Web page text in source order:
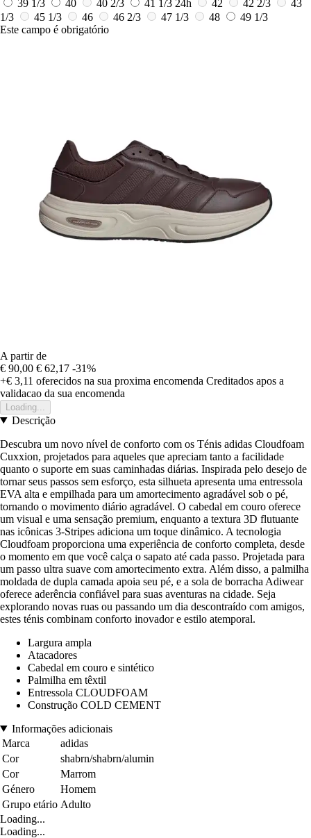
39 1/3 40 40 2/3 41 1/3 24h 42 42 2/3
43
1/3
45 1/3 46 46 2/3 47 1/3 48
49 1/3
Este campo é obrigatório
A partir de
€ 90,00 € 62,17 -31%
+€ 3,11 oferecidos na sua proxima encomenda Creditados apos a
validacao da sua encomenda
Loading...
Descrição
Descubra um novo nível de conforto com os Ténis adidas Cloudfoam
Cuxxion, projetados para aqueles que apreciam tanto a facilidade
quanto o suporte em suas caminhadas diárias. Inspirada pelo desejo de
tornar seus passos sem esforço, esta silhueta apresenta uma entressola
EVA alta e empilhada para um amortecimento agradável sob o pé,
tornando o movimento diário agradável. O cabedal em couro oferece
um visual e uma sensação premium, enquanto a textura 3D flutuante
nas icônicas 3-Stripes adiciona um toque dinâmico. A tecnologia
Cloudfoam proporciona uma experiência de conforto completa, desde
o momento em que você calça o sapato até cada passo. Projetada para
um passo ultra suave com amortecimento extra. Além disso, a palmilha
moldada de dupla camada apoia seu pé, e a sola de borracha Adiwear
oferece aderência confiável para suas aventuras na cidade. Seja
explorando novas ruas ou passando um dia descontraído com amigos,
estes ténis combinam conforto inovador e estilo atemporal.
Largura ampla
Atacadores
Cabedal em couro e sintético
Palmilha em têxtil
Entressola CLOUDFOAM
Construção COLD CEMENT
Informações adicionais
Marca
adidas
Cor
shabrn/shabrn/alumin
Cor
Marrom
Género
Homem
Grupo etário Adulto
Loading...
Loading...